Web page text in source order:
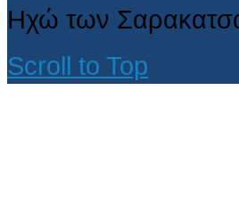
Ηχώ των
Scroll to Top